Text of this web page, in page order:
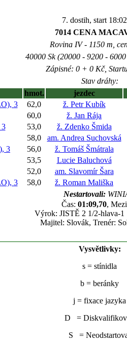
7. dostih, start
7014 CENA
Rovina IV - 1150 m,
40000 Sk (20000 - 9200 -
Zápisné: 0 + 0 Kč,
Stav dráhy:
hmot. jezdec
3 62,0 ž. Petr Kubík
60,0 ž. Jan Rája
53,0 ž. Zdenko Šmida
58,0 am. Andrea Suchovská
3 56,0 ž. Tomáš Šmátrala
53,5 Lucie Baluchová
52,0 am. Slavomír Šara
3 58,0 ž. Roman Mališka
Nestartovali:
Čas: 01:09,70,
Výrok: JISTĚ 2 1/2-hlava-1
Majitel: Slovák, Trenér:
Vysvětlivky:
s = stínidla
b = beránky
j = fixace jazyka
D =
S =